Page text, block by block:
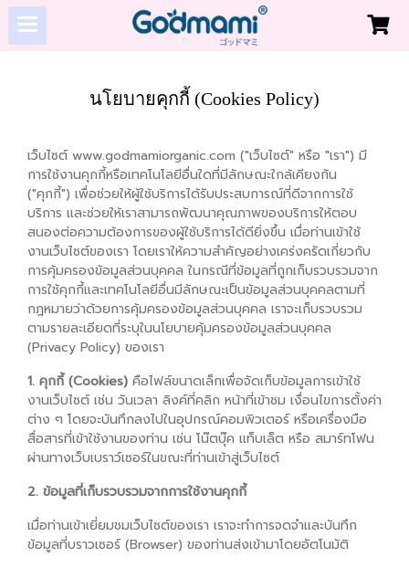
นโยบายคุกกี้ (Cookies Policy)
เว็บไซต์ www.godmamiorganic.com ("เว็บไซต์" หรือ "เรา") มี
การใช้งานคุกกี้หรือเทคโนโลยีอื่นใดที่มีลักษณะใกล้เคียงกัน
("คุกกี้") เพื่อช่วยให้ผู้ใช้บริการได้รับประสบการณ์ที่ดีจากการใช้
บริการ และช่วยให้เราสามารถพัฒนาคุณภาพของบริการให้ตอบ
สนองต่อความต้องการของผู้ใช้บริการได้ดียิ่งขึ้น เมื่อท่านเข้าใช้
งานเว็บไซต์ของเรา โดยเราให้ความสำคัญอย่างเคร่งครัดเกี่ยวกับ
การคุ้มครองข้อมูลส่วนบุคคล ในกรณีที่ข้อมูลที่ถูกเก็บรวบรวมจาก
การใช้คุกกี้และเทคโนโลยีอื่นมีลักษณะเป็นข้อมูลส่วนบุคคลตามที่
กฎหมายว่าด้วยการคุ้มครองข้อมูลส่วนบุคคล เราจะเก็บรวบรวม
ตามรายละเอียดที่ระบุในนโยบายคุ้มครองข้อมูลส่วนบุคคล
(Privacy Policy) ของเรา
1. คุกกี้ (Cookies) คือไฟล์ขนาดเล็กเพื่อจัดเก็บข้อมูลการเข้าใช้
งานเว็บไซต์ เช่น วันเวลา ลิงค์ที่คลิก หน้าที่เข้าชม เงื่อนไขการตั้งค่า
ต่าง ๆ โดยจะบันทึกลงไปในอุปกรณ์คอมพิวเตอร์ หรือเครื่องมือ
สื่อสารที่เข้าใช้งานของท่าน เช่น โน๊ตบุ๊ค แท็บเล็ต หรือ สมาร์ทโฟน
ผ่านทางเว็บเบราว์เซอร์ในขณะที่ท่านเข้าสู่เว็บไซต์
2. ข้อมูลที่เก็บรวบรวมจากการใช้งานคุกกี้
เมื่อท่านเข้าเยี่ยมชมเว็บไซต์ของเรา เราจะทำการจดจำและบันทึก
ข้อมูลที่บราวเซอร์ (Browser) ของท่านส่งเข้ามาโดยอัตโนมัติ